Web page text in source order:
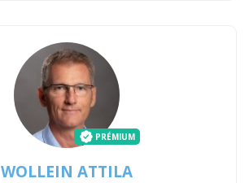
PRÉMIUM
WOLLEIN ATTILA